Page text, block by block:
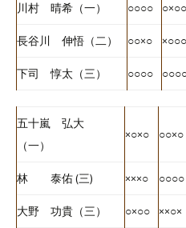
川村 晴希（一） ○○○○ ○×○○
長谷川 伸悟（二） ○○×○ ×○○○
下司 惇太（三） ○○○○
五十嵐 弘大
（一）
×○×○ ○○×○
林 泰佑 (三) ×××○ ○○○○
大野 功貴（三） ○×○○ ××○×